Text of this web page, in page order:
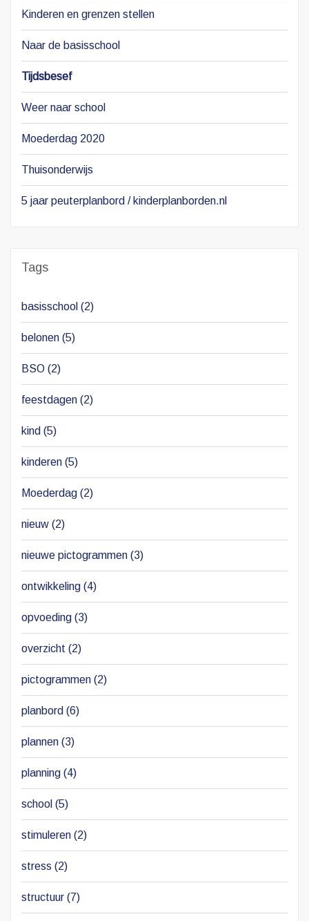
Kinderen en grenzen stellen
Naar de basisschool
Tijdsbesef
Weer naar school
Moederdag 2020
Thuisonderwijs
5 jaar peuterplanbord / kinderplanborden.nl
Tags
basisschool (2)
belonen (5)
BSO (2)
feestdagen (2)
kind (5)
kinderen (5)
Moederdag (2)
nieuw (2)
nieuwe pictogrammen (3)
ontwikkeling (4)
opvoeding (3)
overzicht (2)
pictogrammen (2)
planbord (6)
plannen (3)
planning (4)
school (5)
stimuleren (2)
stress (2)
structuur (7)